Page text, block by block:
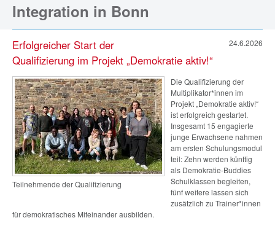
Integration in Bonn
24.6.2026
Erfolgreicher Start der
Qualifizierung im Projekt „Demokratie aktiv!“
Teilnehmende der Qualifizierung
Die Qualifizierung der
Multiplikator*innen im
Projekt „Demokratie aktiv!“
ist erfolgreich gestartet.
Insgesamt 15 engagierte
junge Erwachsene nahmen
am ersten Schulungsmodul
teil: Zehn werden künftig
als Demokratie-Buddies
Schulklassen begleiten,
fünf weitere lassen sich
zusätzlich zu Trainer*innen
für demokratisches Miteinander ausbilden.